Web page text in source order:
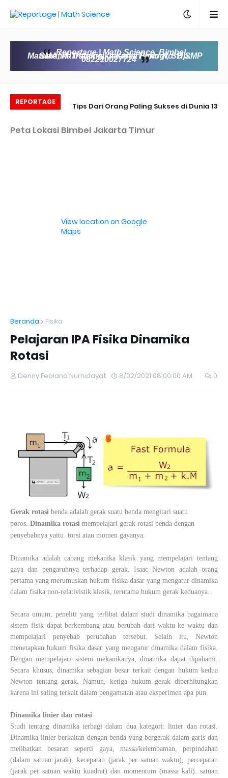
Reportage | Math Science, Bimbel
Matematika IPA, Fisika Kimia Biologi, SD SMP SMA, IT Training, Jakarta Timur No. Hp:
082210027724
REPORTAGE
13 Tips Dari Orang Paling Sukses di Dunia
Aljabar
Peta Lokasi Bimbel Jakarta Timur
View location on Google
Maps
Beranda Fisika
Pelajaran IPA Fisika Dinamika
Rotasi
Denny Febiana Nurhidayat 8/02/2021 08:00:00 AM 0
Gerak rotasi benda adalah gerak suatu benda mengitari suatu
poros. Dinamika rotasi mempelajari gerak rotasi benda dengan
penyebabnya yaitu torsi atau momen gayanya.
Dinamika adalah cabang mekanika klasik yang mempelajari tentang
gaya dan pengaruhnya terhadap gerak. Isaac Newton adalah orang
pertama yang merumuskan hukum fisika dasar yang mengatur dinamika
dalam fisika non-relativistik klasik, terutama hukum gerak keduanya.
Secara umum, peneliti yang terlibat dalam studi dinamika bagaimana
sistem fisik dapat berkembang atau berubah dari waktu ke waktu dan
mempelajari penyebab perubahan tersebut. Selain itu, Newton
menetapkan hukum fisika dasar yang mengatur dinamika dalam fisika.
Dengan mempelajari sistem mekanikanya, dinamika dapat dipahami.
Secara khusus, dinamika sebagian besar terkait dengan hukum kedua
Newton tentang gerak. Namun, ketiga hukum gerak diperhitungkan
karena ini saling terkait dalam pengamatan atau eksperimen apa pun.
Dinamika linier dan rotasi
Studi tentang dinamika terbagi dalam dua kategori: linier dan rotasi.
Dinamika linier berkaitan dengan benda yang bergerak dalam garis dan
melibatkan besaran seperti gaya, massa/kelembaman, perpindahan
(dalam satuan jarak), kecepatan (jarak per satuan waktu), percepatan
(jarak per satuan waktu kuadrat) dan momentum (massa kali). satuan